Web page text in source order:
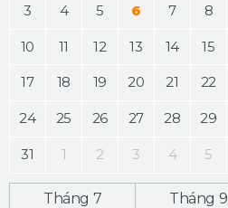
3 4 5 6 7 8
10 11 12 13 14 15
17 18 19 20 21 22
24 25 26 27 28 29
31 1 2 3 4 5
Tháng 7 Tháng 9